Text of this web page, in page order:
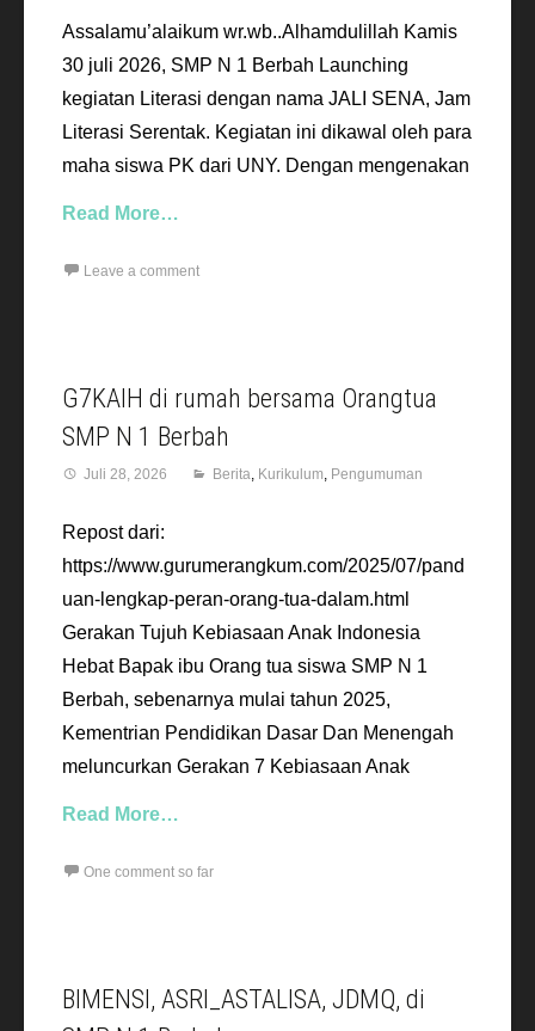
Assalamu’alaikum wr.wb..Alhamdulillah Kamis
30 juli 2026, SMP N 1 Berbah Launching
kegiatan Literasi dengan nama JALI SENA, Jam
Literasi Serentak. Kegiatan ini dikawal oleh para
maha siswa PK dari UNY. Dengan mengenakan
Read More…
Leave a comment
G7KAIH di rumah bersama Orangtua
SMP N 1 Berbah
Juli 28, 2026 Berita, Kurikulum, Pengumuman
Repost dari:
https://www.gurumerangkum.com/2025/07/pand
uan-lengkap-peran-orang-tua-dalam.html
Gerakan Tujuh Kebiasaan Anak Indonesia
Hebat Bapak ibu Orang tua siswa SMP N 1
Berbah, sebenarnya mulai tahun 2025,
Kementrian Pendidikan Dasar Dan Menengah
meluncurkan Gerakan 7 Kebiasaan Anak
Read More…
One comment so far
BIMENSI, ASRI_ASTALISA, JDMQ, di